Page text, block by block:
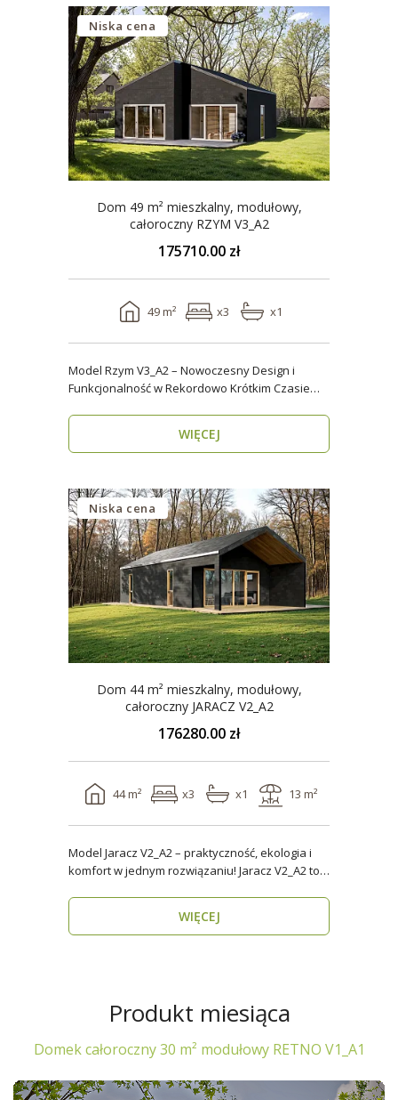
Niska cena
Dom 49 m² mieszkalny, modułowy,
całoroczny RZYM V3_A2
175710.00 zł
49 m² x3 x1
Model Rzym V3_A2 – Nowoczesny Design i
Funkcjonalność w Rekordowo Krótkim Czasie
WIĘCEJ
Niska cena
Dom 44 m² mieszkalny, modułowy,
całoroczny JARACZ V2_A2
176280.00 zł
44 m² x3 x1 13 m²
Model Jaracz V2_A2 – praktyczność, ekologia i
komfort w jednym rozwiązaniu! Jaracz V2_A2 to
WIĘCEJ
Produkt miesiąca
Domek całoroczny 30 m² modułowy RETNO V1_A1